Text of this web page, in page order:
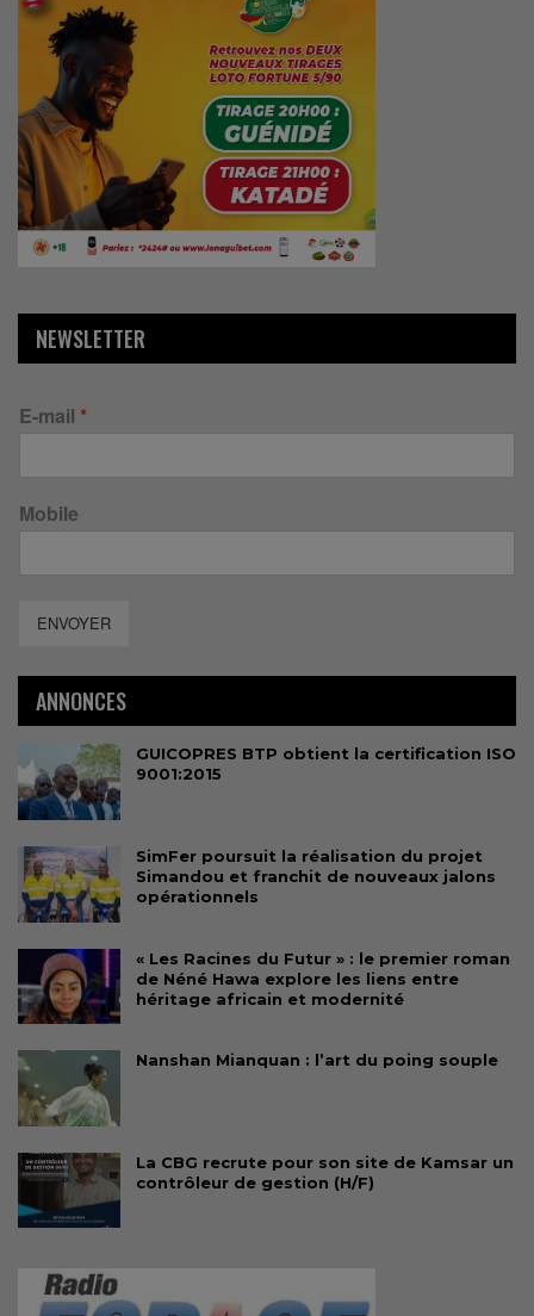
NEWSLETTER
E-mail *
Mobile
ENVOYER
ANNONCES
GUICOPRES BTP obtient la certification ISO
9001:2015
SimFer poursuit la réalisation du projet
Simandou et franchit de nouveaux jalons
opérationnels
« Les Racines du Futur » : le premier roman
de Néné Hawa explore les liens entre
héritage africain et modernité
Nanshan Mianquan : l’art du poing souple
La CBG recrute pour son site de Kamsar un
contrôleur de gestion (H/F)